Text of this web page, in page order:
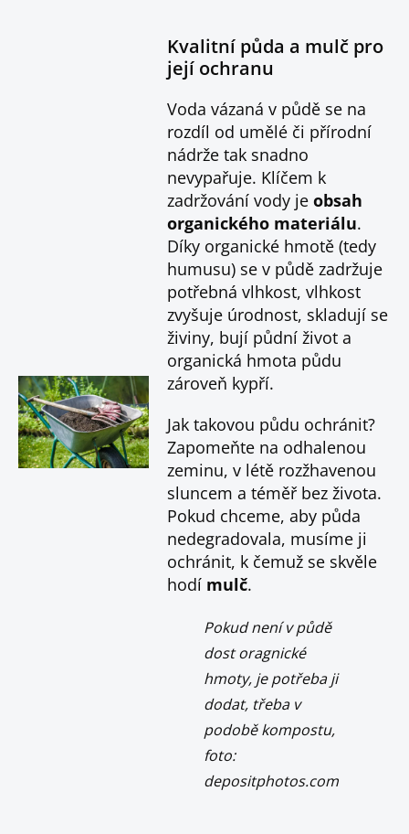
Kvalitní půda a mulč pro
její ochranu
Voda vázaná v půdě se na
rozdíl od umělé či přírodní
nádrže tak snadno
nevypařuje. Klíčem k
zadržování vody je obsah
organického materiálu.
Díky organické hmotě (tedy
humusu) se v půdě zadržuje
potřebná vlhkost, vlhkost
zvyšuje úrodnost, skladují se
živiny, bují půdní život a
organická hmota půdu
zároveň kypří.
Jak takovou půdu ochránit?
Zapomeňte na odhalenou
zeminu, v létě rozžhavenou
sluncem a téměř bez života.
Pokud chceme, aby půda
nedegradovala, musíme ji
ochránit, k čemuž se skvěle
hodí mulč.
Pokud není v půdě
dost oragnické
hmoty, je potřeba ji
dodat, třeba v
podobě kompostu,
foto:
depositphotos.com